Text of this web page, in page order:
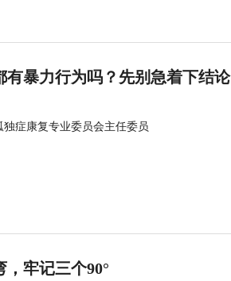
有暴力行为吗？先别急着下结论
症康复专业委员会主任委员
，牢记三个90°